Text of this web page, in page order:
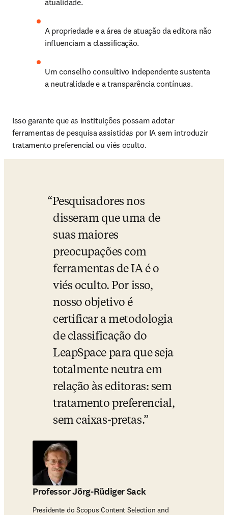
atualidade.
A propriedade e a área de atuação da editora não
influenciam a classificação.
Um conselho consultivo independente sustenta
a neutralidade e a transparência contínuas.
Isso garante que as instituições possam adotar
ferramentas de pesquisa assistidas por IA sem introduzir
tratamento preferencial ou viés oculto.
Pesquisadores nos
disseram que uma de
suas maiores
preocupações com
ferramentas de IA é o
viés oculto. Por isso,
nosso objetivo é
certificar a metodologia
de classificação do
LeapSpace para que seja
totalmente neutra em
relação às editoras: sem
tratamento preferencial,
sem caixas-pretas.
Professor Jörg-Rüdiger Sack
Presidente do Scopus Content Selection and